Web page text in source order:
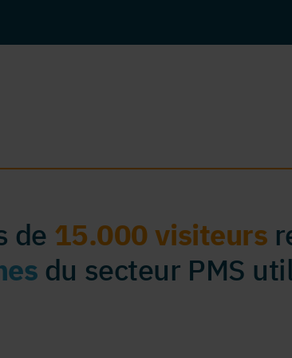
de 15.000 visiteurs
du secteur PMS